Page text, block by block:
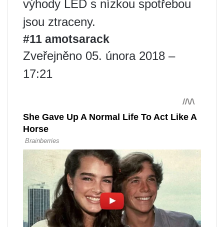
výhody LED s nízkou spotřebou
jsou ztraceny.
#11 amotsarack
Zveřejněno 05. února 2018 –
17:21